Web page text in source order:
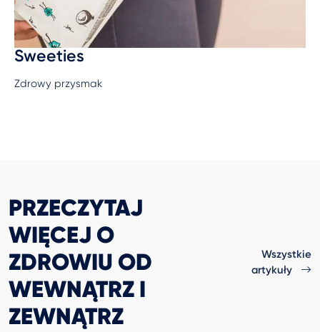
Sweeties
Zdrowy przysmak
PRZECZYTAJ
WIĘCEJ O
ZDROWIU OD
WEWNĄTRZ I
ZEWNĄTRZ
Wszystkie
artykuły